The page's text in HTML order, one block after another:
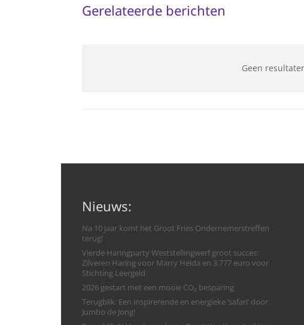
Gerelateerde berichten
Geen
Nieuws:
Na 10 jaar komt het Groot Fries Ondernemerstreffen
terug!
Vierde Haringparty Weststellingwerf groot succes:
Zilveren Haring voor Marry Heida en 3.777 euro voor
Stichting Leergeld
2026 gestart met een mooie CO₂ besparing
Terugblik: Een inspirerende en energieke ‘safari’ door
Jumbo de Jong!